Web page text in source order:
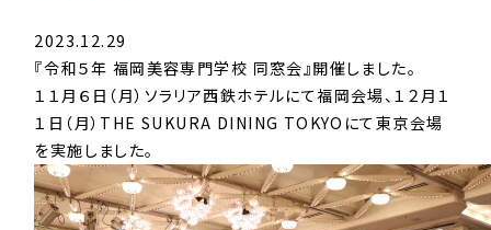
2023.12.29
『令和５年 福岡美容専門学校 同窓会』開催しました。
１１月６日（月）ソラリア西鉄ホテルにて福岡会場、１２月１
１日（月）THE SUKURA DINING TOKYOにて東京会場
を実施しました。